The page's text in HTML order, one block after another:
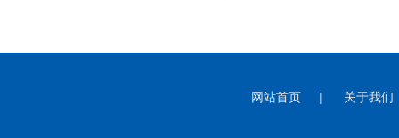
网站首页 | 关于我们